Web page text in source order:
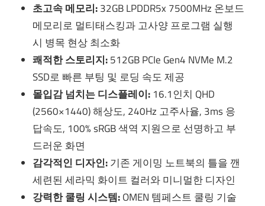
초고속 메모리:32GB LPDDR5x 7500MHz 온보드
메모리로 멀티태스킹과 고사양 프로그램 실행
시 병목 현상 최소화
쾌적한 스토리지:512GB PCIe Gen4 NVMe M.2
SSD로 빠른 부팅 및 로딩 속도 제공
몰입감 넘치는 디스플레이: 16.1인치 QHD
(2560×1440) 해상도, 240Hz 고주사율, 3ms 응
답속도, 100% sRGB 색역 지원으로 선명하고 부
드러운 화면
감각적인 디자인:기존 게이밍 노트북의 틀을 깬
세련된 세라믹 화이트 컬러와 미니멀한 디자인
강력한 쿨링 시스템:OMEN 템페스트 쿨링 기술